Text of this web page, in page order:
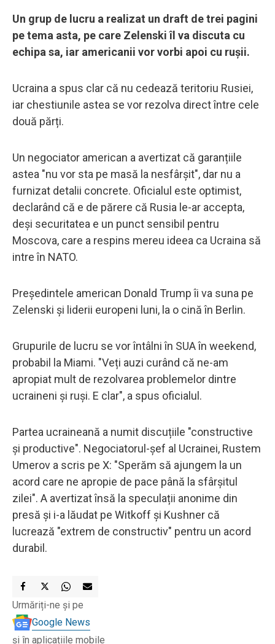
Un grup de lucru a realizat un draft de trei pagini
pe tema asta, pe care Zelenski îl va discuta cu
echipa sa, iar americanii vor vorbi apoi cu rușii.
Ucraina a spus clar că nu cedează teritoriu Rusiei,
iar chestiunile astea se vor rezolva direct între cele
două părți.
Un negociator american a avertizat că garanțiile
astea "nu vor sta pe masă la nesfârșit", dar nu a
furnizat detalii concrete. Oficialul este optimist,
declarând că e de părere că Rusia le-ar accepta,
deși securitatea e un punct sensibil pentru
Moscova, care a respins mereu ideea ca Ucraina să
intre în NATO.
Președintele american Donald Trump îi va suna pe
Zelenski și liderii europeni luni, la o cină în Berlin.
Grupurile de lucru se vor întâlni în SUA în weekend,
probabil la Miami. "Veți auzi curând că ne-am
apropiat mult de rezolvarea problemelor dintre
ucraineni și ruși. E clar", a spus oficialul.
Partea ucraineană a numit discuțiile "constructive
și productive". Negociatorul-șef al Ucrainei, Rustem
Umerov a scris pe X: "Sperăm să ajungem la un
acord care ne apropie de pace până la sfârșitul
zilei". A avertizat însă la speculații anonime din
presă și i-a lăudat pe Witkoff și Kushner că
lucrează "extrem de constructiv" pentru un acord
durabil.
Urmăriți-ne și pe
Google News
și în aplicațiile mobile